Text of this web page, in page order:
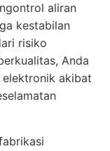
aliran
kestabilan
risiko
Anda
elektronik akibat